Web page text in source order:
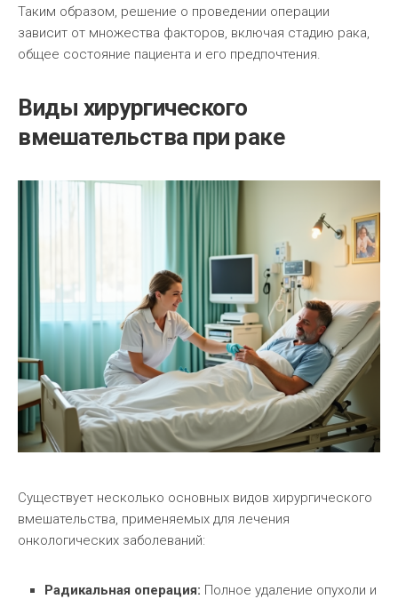
Таким образом, решение о проведении операции
зависит от множества факторов, включая стадию рака,
общее состояние пациента и его предпочтения.
Виды хирургического
вмешательства при раке
Существует несколько основных видов хирургического
вмешательства, применяемых для лечения
онкологических заболеваний:
Радикальная операция: Полное удаление опухоли и